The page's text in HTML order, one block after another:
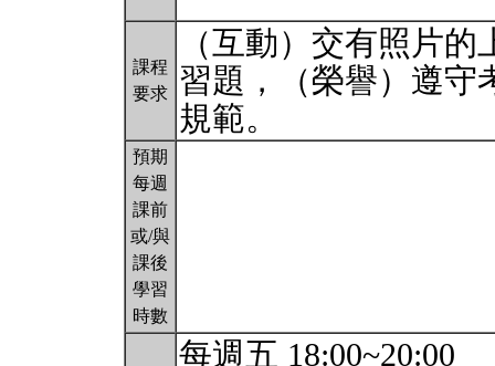
課程
要求
（互動）交有照片
習題，（榮譽）遵守
規範。
預期
每週
課前
或/與
課後
學習
時數
每週五 18:00~20:00